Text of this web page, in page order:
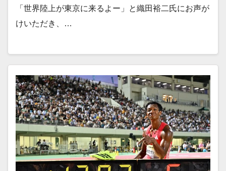
「世界陸上が東京に来るよー」と織田裕二氏にお声が
けいただき、…